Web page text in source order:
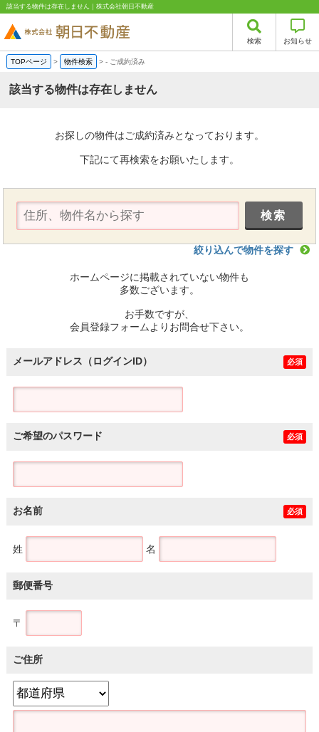
該当する物件は存在しません｜株式会社朝日不動産
検索 お知らせ
TOPページ > 物件検索 >- ご成約済み
該当する物件は存在しません
お探しの物件はご成約済みとなっております。
下記にて再検索をお願いたします。
絞り込んで物件を探す
ホームページに掲載されていない物件も
多数ございます。
お手数ですが、
会員登録フォームよりお問合せ下さい。
メールアドレス（ログインID） 必須
ご希望のパスワード 必須
お名前 必須
姓 名
郵便番号
〒
ご住所